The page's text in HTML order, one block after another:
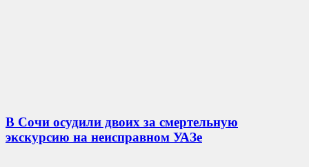
В Сочи осудили двоих за смертельную
экскурсию на неисправном УАЗе